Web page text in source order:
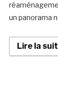
un panorama
Lire la